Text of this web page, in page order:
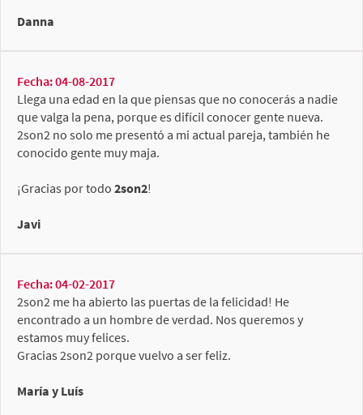
Danna
Fecha: 04-08-2017
Llega una edad en la que piensas que no conocerás a nadie
que valga la pena, porque es difícil conocer gente nueva.
2son2 no solo me presentó a mi actual pareja, también he
conocido gente muy maja.
¡Gracias por todo 2son2!
Javi
Fecha: 04-02-2017
2son2 me ha abierto las puertas de la felicidad! He
encontrado a un hombre de verdad. Nos queremos y
estamos muy felices.
Gracias 2son2 porque vuelvo a ser feliz.
María y Luís